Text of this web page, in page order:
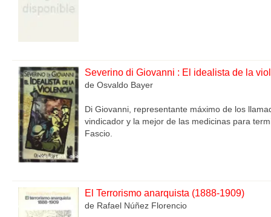
Severino di Giovanni : El idealista de la
de Osvaldo Bayer
Di Giovanni, representante máximo de los
vindicador y la mejor de las medicinas para
Fascio.
El Terrorismo anarquista (1888-1909)
de Rafael Núñez Florencio